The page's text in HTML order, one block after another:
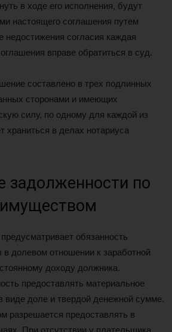
в ходе его исполнения, будут
настоящего соглашения путем
недостижения согласия каждая
вправе обратиться в суд.
составлено в трех подлинных
сторонами и имеющих
силу, по одному для каждой из
храниться в делах нотариуса
задолженности по
обязанность
долевом отношении к заработной
доходу должника.
предоставлять материальное
виде доле и твердой денежной сумме.
разрешается предоставлять в